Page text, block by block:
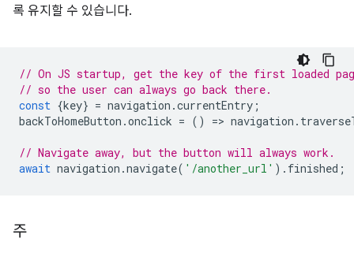
록 유지할 수 있습니다.
// On JS startup, get the key of the first loaded
// so the user can always go back there.
const {key} = navigation .currentEntry ;
backToHomeButton .onclick = () => navigation .
// Navigate away, but the button will always work.
await navigation .navigate( '/another_url' ). finished ;
주